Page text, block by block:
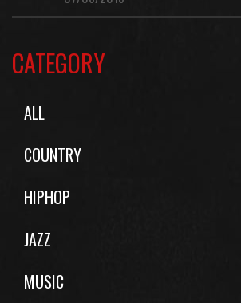
CATEGORY
ALL
COUNTRY
HIPHOP
JAZZ
MUSIC